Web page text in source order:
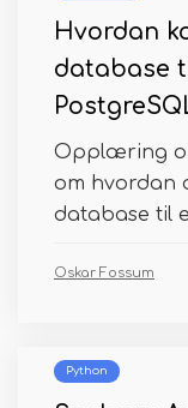
Hvordan
database
Opplæring
om hvordan
database til
Oskar Fossum
Python